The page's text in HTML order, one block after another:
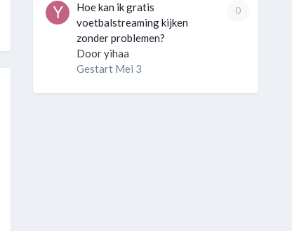
0
Hoe kan ik gratis
voetbalstreaming kijken
zonder problemen?
Dooryihaa
Gestart Mei 3